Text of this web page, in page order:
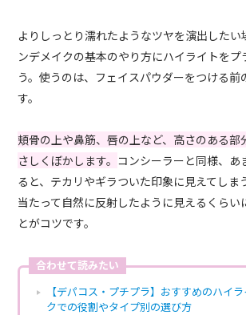
よりしっとり濡れたようなツヤを演出したい
ンデメイクの基本のやり方にハイライトをプ
う。使うのは、フェイスパウダーをつける前
す。
頬骨の上や鼻筋、唇の上など、高さのある部
さしくぼかします。 コンシーラーと同様、あ
ると、テカリやギラついた印象に見えてしま
当たって自然に反射したように見えるくらい
とがコツです。
合わせて読みたい
【デパコス・プチプラ】おすすめのハイ
クでの役割やタイプ別の選び方